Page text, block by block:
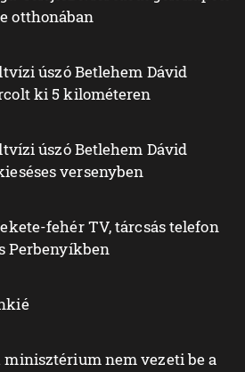
otthonában
úszó Betlehem Dávid
ki 5 kilométeren
úszó Betlehem Dávid
versenyben
fehér TV, tárcsás telefon
Perbenyíkben
minisztérium nem vezeti be a